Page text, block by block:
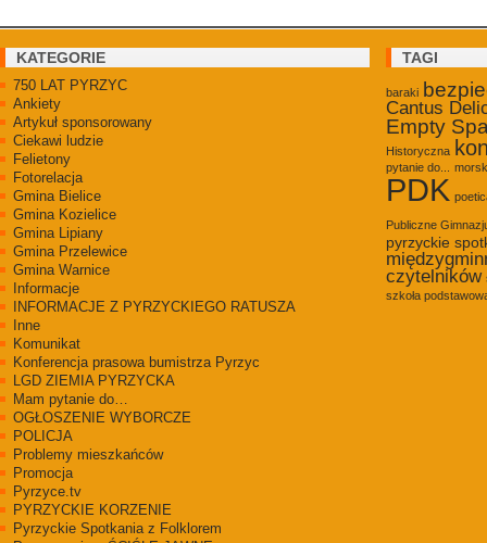
KATEGORIE
750 LAT PYRZYC
Ankiety
Artykuł sponsorowany
Ciekawi ludzie
Felietony
Fotorelacja
Gmina Bielice
Gmina Kozielice
Gmina Lipiany
Gmina Przelewice
Gmina Warnice
Informacje
INFORMACJE Z PYRZYCKIEGO RATUSZA
Inne
Komunikat
Konferencja prasowa bumistrza Pyrzyc
LGD ZIEMIA PYRZYCKA
Mam pytanie do…
OGŁOSZENIE WYBORCZE
POLICJA
Problemy mieszkańców
Promocja
Pyrzyce.tv
PYRZYCKIE KORZENIE
Pyrzyckie Spotkania z Folklorem
TAGI
baraki
Cantus
Empty
Historyczna
pytanie do...
PDK
Publiczne
pyrzyckie
czytelników
szkoła